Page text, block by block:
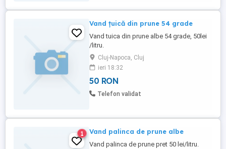
Vand țuică din prune 54 grade
Vand tuica din prune albe 54 grade, 50lei
/litru.
Cluj-Napoca, Cluj
ieri 18:32
50 RON
Telefon validat
1 Vand palinca de prune albe
Vand palinca de prune pret 50 lei/litru.